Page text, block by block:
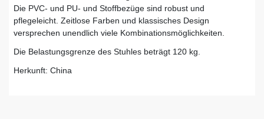
Die PVC- und PU- und Stoffbezüge sind robust und
pflegeleicht. Zeitlose Farben und klassisches Design
versprechen unendlich viele Kombinationsmöglichkeiten.
Die Belastungsgrenze des Stuhles beträgt 120 kg.
Herkunft: China